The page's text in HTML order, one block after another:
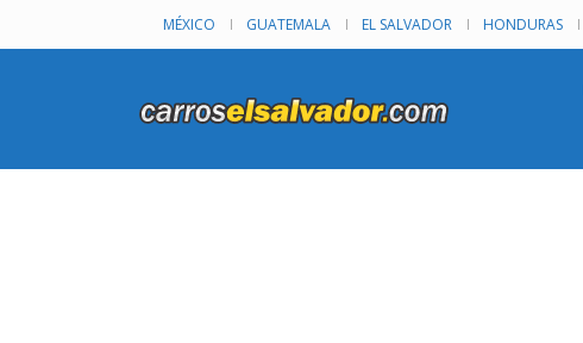
MÉXICO GUATEMALA EL SALVADOR HONDURAS